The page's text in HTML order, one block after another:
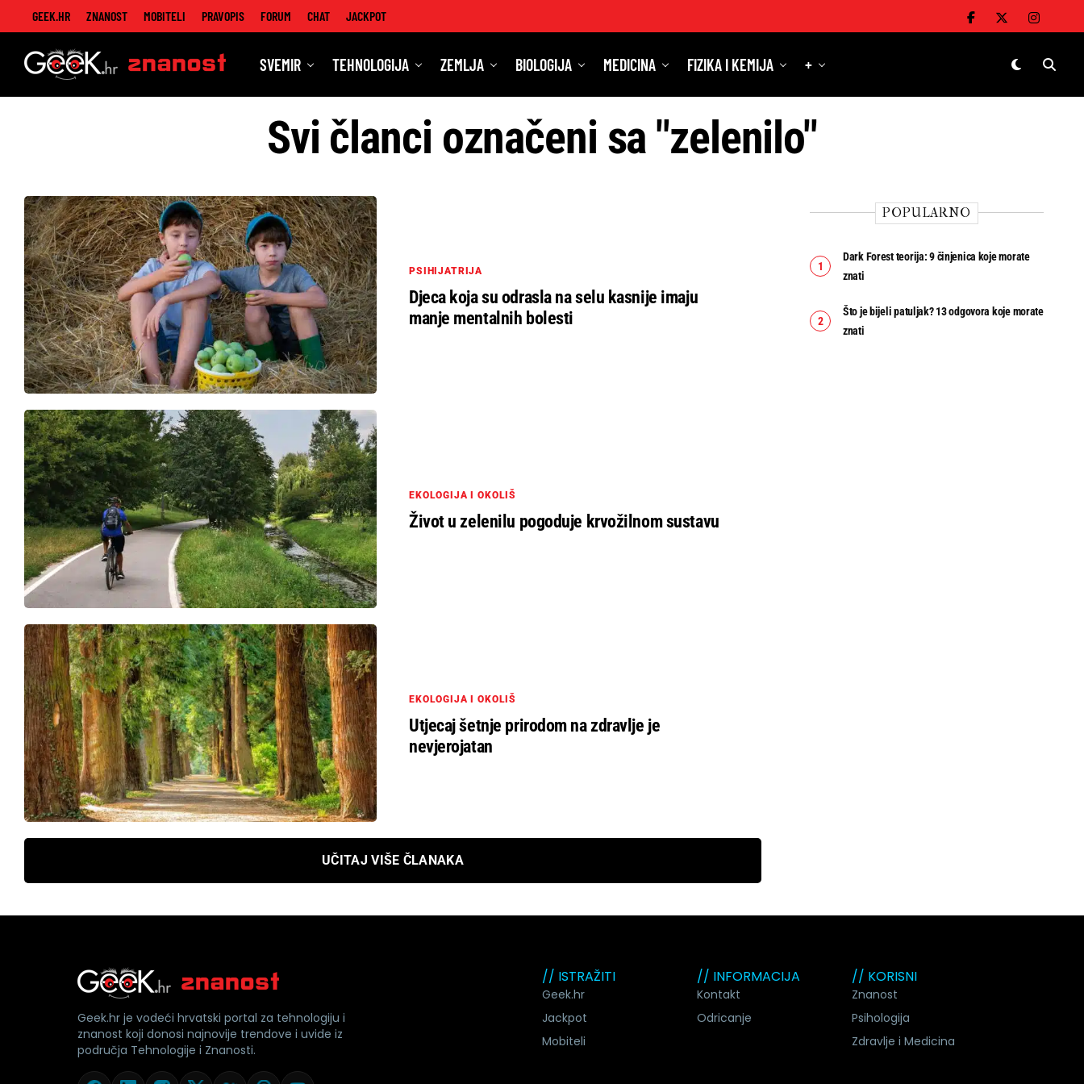
GEEK.HR ZNANOST MOBITELI PRAVOPIS FORUM CHAT JACKPOT
Znanost
SVEMIR TEHNOLOGIJA ZEMLJA BIOLOGIJA MEDICINA FIZIKA I KEMIJA +
Svi članci označeni sa "zelenilo"
PSIHIJATRIJA
Djeca koja su odrasla na selu kasnije imaju
manje mentalnih bolesti
EKOLOGIJA I OKOLIŠ
Život u zelenilu pogoduje krvožilnom sustavu
EKOLOGIJA I OKOLIŠ
Utjecaj šetnje prirodom na zdravlje je
nevjerojatan
UČITAJ VIŠE ČLANAKA
POPULARNO
Dark Forest teorija: 9 činjenica koje morate
znati
Što je bijeli patuljak? 13 odgovora koje morate
znati
// ISTRAŽITI
Geek.hr
Jackpot
Mobiteli
// INFORMACIJA
Kontakt
Odricanje
// KORISNI
Znanost
Psihologija
Zdravlje i Medicina
Geek.hr je vodeći hrvatski portal za tehnologiju i
znanost koji donosi najnovije trendove i uvide iz
područja Tehnologije i Znanosti.